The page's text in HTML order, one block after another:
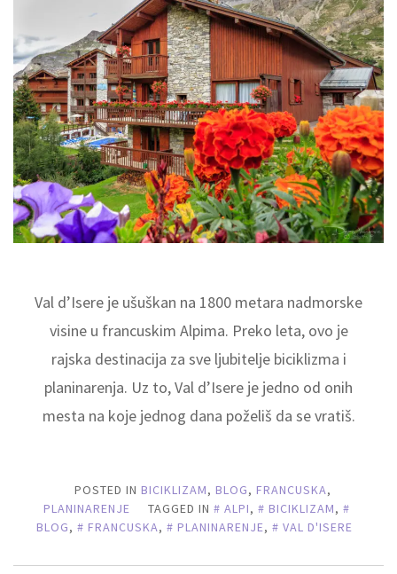
Val d’Isere je ušuškan na 1800 metara nadmorske
visine u francuskim Alpima. Preko leta, ovo je
rajska destinacija za sve ljubitelje biciklizma i
planinarenja. Uz to, Val d’Isere je jedno od onih
mesta na koje jednog dana poželiš da se vratiš.
POSTED IN BICIKLIZAM, BLOG, FRANCUSKA,
PLANINARENJE
TAGGED IN ALPI, BICIKLIZAM,
BLOG, FRANCUSKA, PLANINARENJE, VAL D'ISERE